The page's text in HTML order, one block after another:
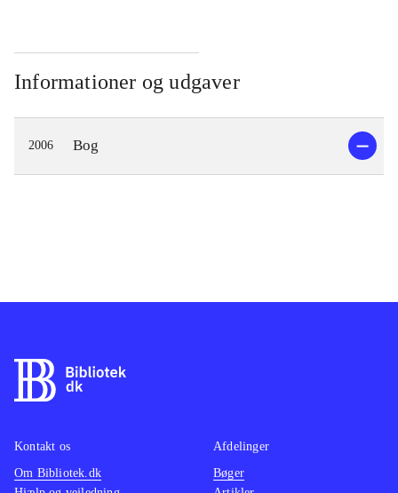
Informationer og udgaver
2006 Bog
Kontakt os
Om Bibliotek.dk
Afdelinger
Bøger